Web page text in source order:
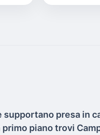
presa in
piano trovi